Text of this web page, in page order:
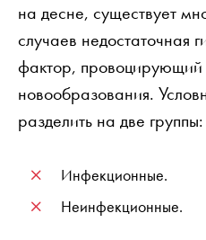
на десне, существует
случаев недостаточная
фактор, провоцирующий
новообразования.
разделить на две группы:
Инфекционные.
Неинфекционные.